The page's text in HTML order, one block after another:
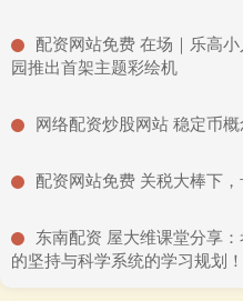
配资网站免费 在场｜乐高
园推出首架主题彩绘机
网络配资炒股网站 稳定币
配资网站免费 关税大棒下
东南配资 屋大维课堂分享
的坚持与科学系统的学习规划